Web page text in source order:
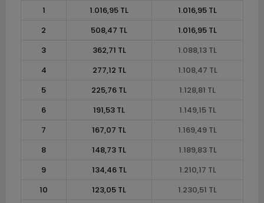
1
1.016,95 TL
1.016,95 TL
2
508,47 TL
1.016,95 TL
3
362,71 TL
1.088,13 TL
4
277,12 TL
1.108,47 TL
5
225,76 TL
1.128,81 TL
6
191,53 TL
1.149,15 TL
7
167,07 TL
1.169,49 TL
8
148,73 TL
1.189,83 TL
9
134,46 TL
1.210,17 TL
10
123,05 TL
1.230,51 TL